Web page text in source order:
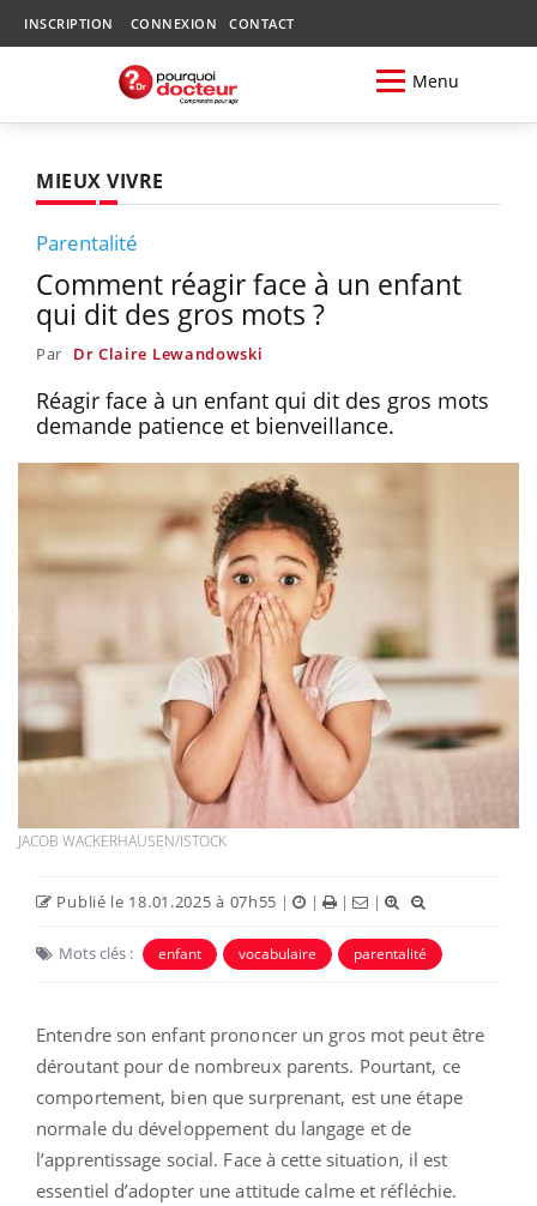
INSCRIPTION CONNEXION CONTACT
Menu
MIEUX VIVRE
Parentalité
Comment réagir face à un enfant
qui dit des gros mots ?
Par Dr Claire Lewandowski
Réagir face à un enfant qui dit des gros mots
demande patience et bienveillance.
JACOB WACKERHAUSEN/ISTOCK
Publié le 18.01.2025 à 07h55 | | | |
Mots clés : enfant vocabulaire parentalité
Entendre son enfant prononcer un gros mot peut être
déroutant pour de nombreux parents. Pourtant, ce
comportement, bien que surprenant, est une étape
normale du développement du langage et de
l’apprentissage social. Face à cette situation, il est
essentiel d’adopter une attitude calme et réfléchie.